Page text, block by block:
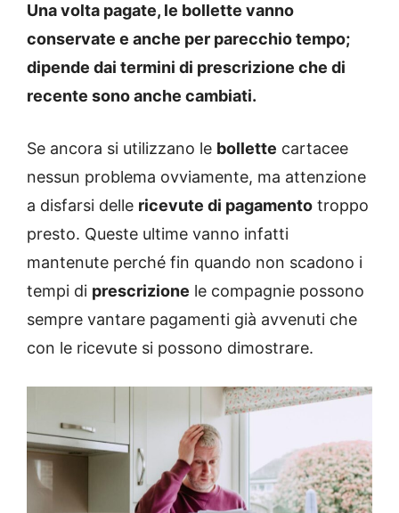
Una volta pagate, le bollette vanno
conservate e anche per parecchio tempo;
dipende dai termini di prescrizione che di
recente sono anche cambiati.
Se ancora si utilizzano le bollette cartacee
nessun problema ovviamente, ma attenzione
a disfarsi delle ricevute di pagamento troppo
presto. Queste ultime vanno infatti
mantenute perché fin quando non scadono i
tempi di prescrizione le compagnie possono
sempre vantare pagamenti già avvenuti che
con le ricevute si possono dimostrare.